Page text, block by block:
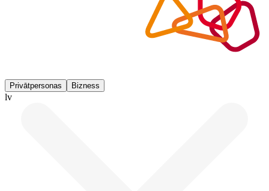
Privātpersonas Bizness
lv